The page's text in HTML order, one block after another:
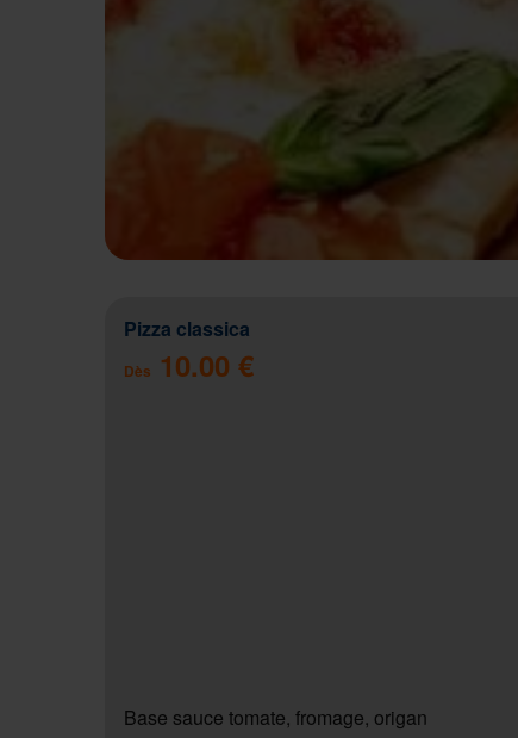
Pizza classica
Dès 10.00 €
Base sauce tomate, fromage, origan